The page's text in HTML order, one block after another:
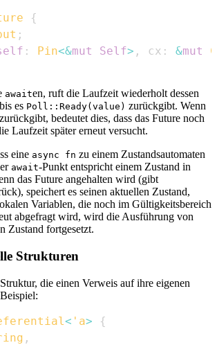
{
;
: Pin<&mut Self> , cx : &mut
awaiten, ruft die Laufzeit wiederholt dessen
es Poll::Ready(value) zurückgibt. Wenn
zurückgibt, bedeutet dies, dass das Future noch
Laufzeit später erneut versucht.
eine async fn zu einem Zustandsautomaten
await-Punkt entspricht einem Zustand in
das Future angehalten wird (gibt
speichert es seinen aktuellen Zustand,
Variablen, die noch im Gültigkeitsbereich
abgefragt wird, wird die Ausführung von
Zustand fortgesetzt.
Strukturen
die einen Verweis auf ihre eigenen
< 'a>
{
,